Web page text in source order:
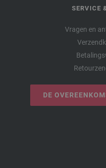
SERVICE
Vragen en
DE